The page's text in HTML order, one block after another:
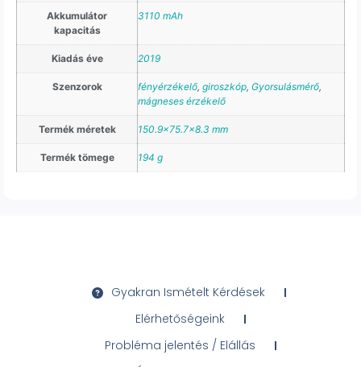
Akkumulátor
kapacitás
3110 mAh
Kiadás éve 2019
Szenzorok fényérzékelő, giroszkóp, Gyorsulásmérő,
mágneses érzékelő
Termék méretek 150.9×75.7×8.3 mm
Termék tömege 194 g
Gyakran Ismételt Kérdések
Elérhetőségeink
Probléma jelentés / Elállás